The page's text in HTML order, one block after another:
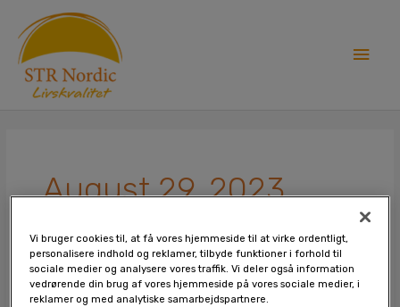
content
August 29, 2023
Bedre
sundhed
Vi bruger cookies til, at få vores hjemmeside til at virke ordentligt,
personalisere indhold og reklamer, tilbyde funktioner i forhold til
sociale medier og analysere vores traffik. Vi deler også information
vedrørende din brug af vores hjemmeside på vores sociale medier, i
reklamer og med analytiske samarbejdspartnere.